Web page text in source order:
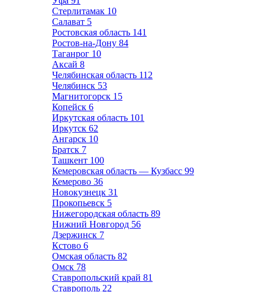
Стерлитамак 10
Салават 5
Ростовская область 141
Ростов-на-Дону 84
Таганрог 10
Аксай 8
Челябинская область 112
Челябинск 53
Магнитогорск 15
Копейск 6
Иркутская область 101
Иркутск 62
Ангарск 10
Братск 7
Ташкент 100
Кемеровская область — Кузбасс 99
Кемерово 36
Новокузнецк 31
Прокопьевск 5
Нижегородская область 89
Нижний Новгород 56
Дзержинск 7
Кстово 6
Омская область 82
Омск 78
Ставропольский край 81
Ставрополь 22